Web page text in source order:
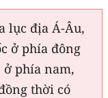
lục địa Á-Âu,
ở phía đông
ở phía nam,
thời có